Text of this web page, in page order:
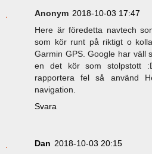
Anonym 2018-10-03 17:47
Here är föredetta navtech
som kör runt på riktigt o
Garmin GPS. Google har väll
en det kör som stolpstott
rapportera fel så använd
navigation.
Svara
Dan 2018-10-03 20:15